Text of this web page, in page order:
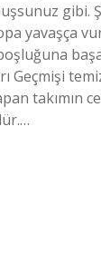
gibi.
yavaşça
Geçmişi
takımın